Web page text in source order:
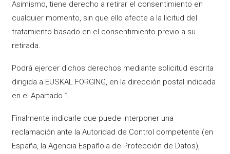
Asimismo, tiene derecho a retirar el consentimiento en
cualquier momento, sin que ello afecte a la licitud del
tratamiento basado en el consentimiento previo a su
retirada.
Podrá ejercer dichos derechos mediante solicitud escrita
dirigida a EUSKAL FORGING, en la dirección postal indicada
en el Apartado 1.
Finalmente indicarle que puede interponer una
reclamación ante la Autoridad de Control competente (en
España, la Agencia Española de Protección de Datos),